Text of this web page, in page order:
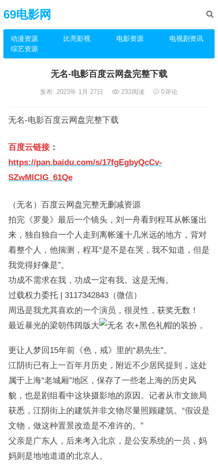
69电影网
动漫资源 比亮影视 电影资源
电视剧资讯
综艺资源
无名-电影百度云网盘完整下载
发布: 2023年 1月 27日 233阅读 0评论
无名-电影百度云网盘完整下载
百度云链接：
https://pan.baidu.com/s/17fgEgbyQcCv-
SZwMlCIG_61Qe
（无名）百度云网盘完整无删减资源
拍完《罗曼》最后一个镜头，刘一舟看到程耳从帐篷出
来，独自独自一个人走到离帐篷十几米远的地方，背对
着整个人，他揣测，程耳“是不是在哭，我不知道，但是
我觉得好像是”。
功成不需求在我，功成一定有我。这是无悔。
过载权力委托 | 3117342843（微信）
周迅是我尤其喜欢的一个演员，很灵性，获奖无数！
最近暴光的梁朝伟阔版大
衣+黑色礼帽的装扮，
更让人梦回15年前《色，戒》里的“易先生”。
江阴街已有上一百年月历史，附近不少居民提到，这处
属于上海“老城厢”地区，保存了一些老上海的历史风
貌，也是剧组看中这块摄影地的原因。记者从市文旅局
获悉，江阴街上的建筑并非文物尽量照顾建筑。“假设是
文物，做这种置景改造是不准许的。”
父亲是广东人，后来考入北京，是公安系统的一员，妈
妈则是地地道道的北京人。